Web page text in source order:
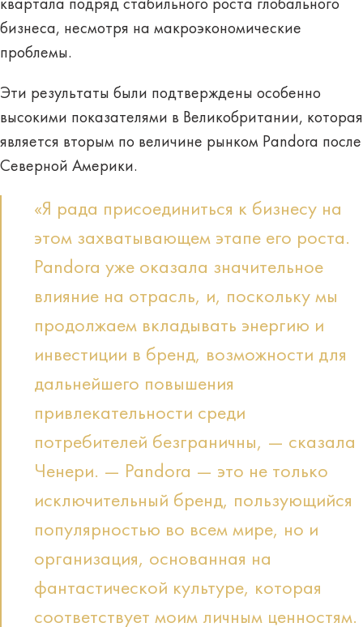
квартала подряд стабильного роста глобального
бизнеса, несмотря на макроэкономические
проблемы.
Эти результаты были подтверждены особенно
высокими показателями в Великобритании, которая
является вторым по величине рынком Pandora после
Северной Америки.
«Я рада присоединиться к бизнесу на
этом захватывающем этапе его роста.
Pandora уже оказала значительное
влияние на отрасль, и, поскольку мы
продолжаем вкладывать энергию и
инвестиции в бренд, возможности для
дальнейшего повышения
привлекательности среди
потребителей безграничны, — сказала
Ченери. — Pandora — это не только
исключительный бренд, пользующийся
популярностью во всем мире, но и
организация, основанная на
фантастической культуре, которая
соответствует моим личным ценностям.